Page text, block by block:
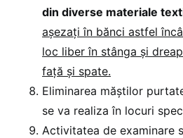
din diverse materiale
așezați în bănci astfel
loc liber în stânga și
față și spate.
Eliminarea măștilor
se va realiza în locuri
Activitatea de examinare